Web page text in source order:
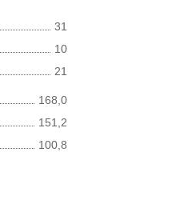
31
10
21
168,0
151,2
100,8